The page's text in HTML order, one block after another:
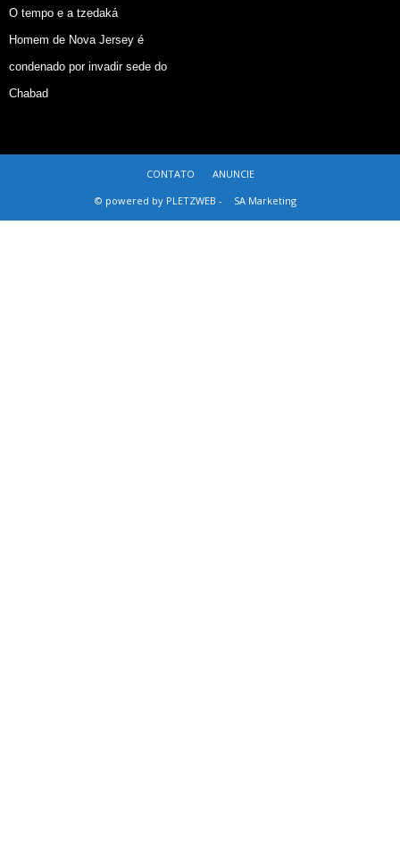
O tempo e a tzedaká
Homem de Nova Jersey é
condenado por invadir sede do
Chabad
CONTATO
ANUNCIE
© powered by PLETZWEB -
SA Marketing